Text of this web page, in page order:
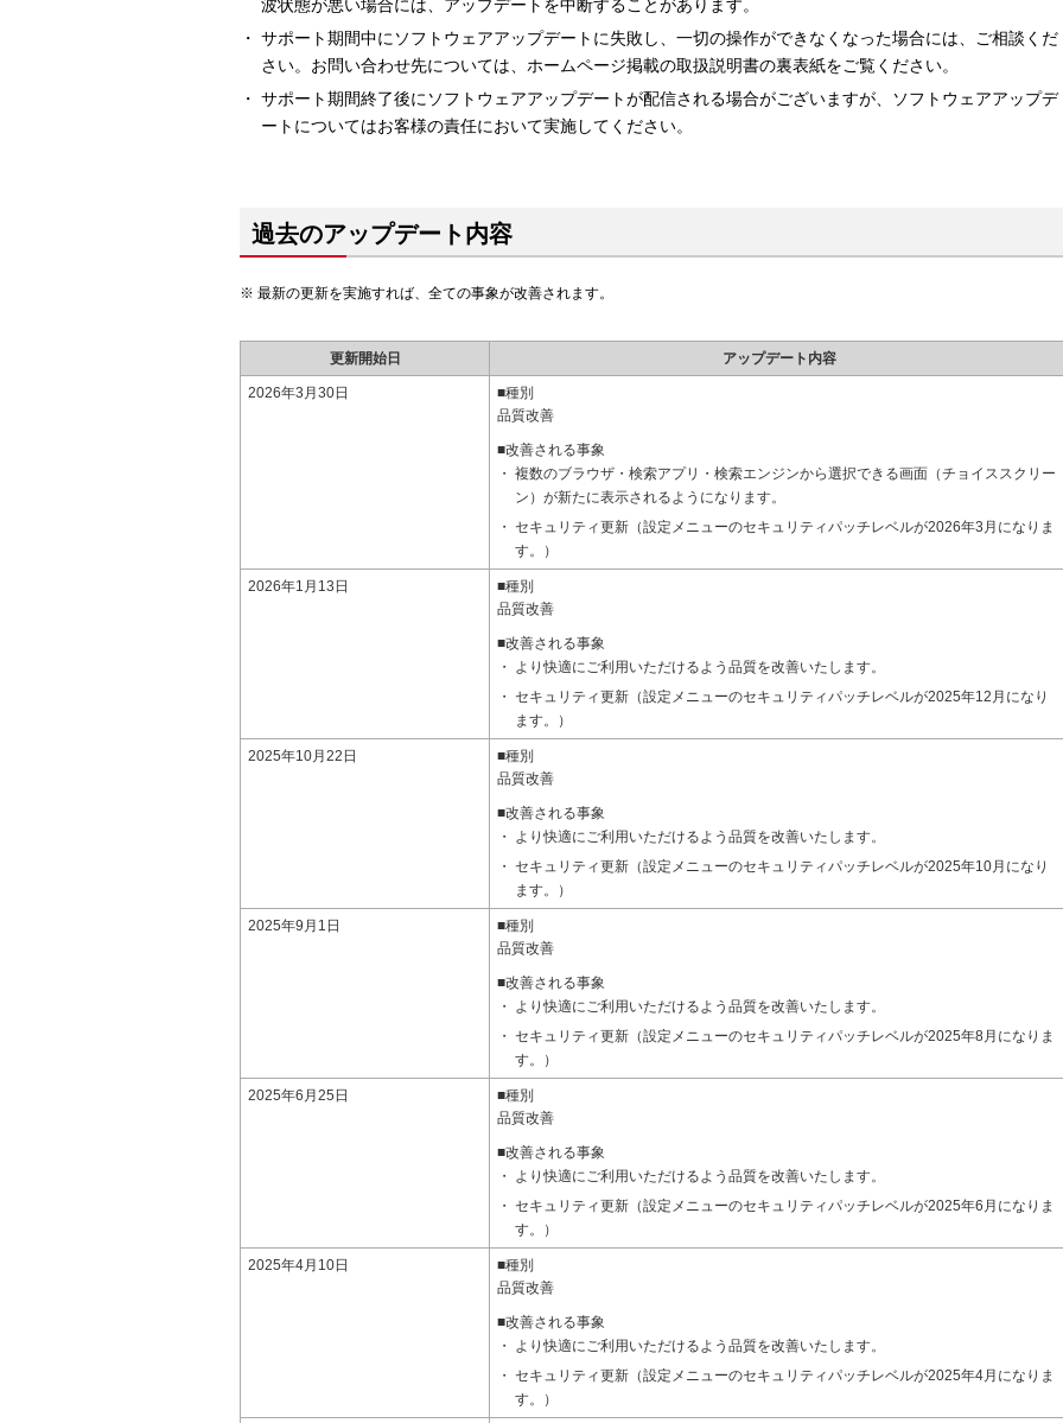
波状態が悪い場合には、アップデートを中断することがあります。
サポート期間中にソフトウェアアップデートに失敗し、一切の操作ができなくなった場合には、ご相談くだ
さい。お問い合わせ先については、ホームページ掲載の取扱説明書の裏表紙をご覧ください。
サポート期間終了後にソフトウェアアップデートが配信される場合がございますが、ソフトウェアアップデ
ートについてはお客様の責任において実施してください。
過去のアップデート内容
最新の更新を実施すれば、全ての事象が改善されます。
更新開始日 アップデート内容
2026年3月30日
■種別
品質改善
■改善される事象
複数のブラウザ・検索アプリ・検索エンジンから選択できる画面（チョイススクリー
ン）が新たに表示されるようになります。
セキュリティ更新（設定メニューのセキュリティパッチレベルが2026年3月になりま
す。）
2026年1月13日
■種別
品質改善
■改善される事象
より快適にご利用いただけるよう品質を改善いたします。
セキュリティ更新（設定メニューのセキュリティパッチレベルが2025年12月になり
ます。）
2025年10月22日
■種別
品質改善
■改善される事象
より快適にご利用いただけるよう品質を改善いたします。
セキュリティ更新（設定メニューのセキュリティパッチレベルが2025年10月になり
ます。）
2025年9月1日
■種別
品質改善
■改善される事象
より快適にご利用いただけるよう品質を改善いたします。
セキュリティ更新（設定メニューのセキュリティパッチレベルが2025年8月になりま
す。）
2025年6月25日
■種別
品質改善
■改善される事象
より快適にご利用いただけるよう品質を改善いたします。
セキュリティ更新（設定メニューのセキュリティパッチレベルが2025年6月になりま
す。）
2025年4月10日
■種別
品質改善
■改善される事象
より快適にご利用いただけるよう品質を改善いたします。
セキュリティ更新（設定メニューのセキュリティパッチレベルが2025年4月になりま
す。）